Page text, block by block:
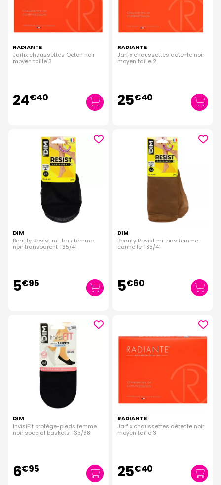
RADIANTE
Jarfix chaussettes Qoton noir
moyen taille 3
24€40
RADIANTE
Jarfix chaussettes détente noir
moyen taille 2
25€40
DIM
Beauty Resist mi-bas femme
noir transparent T35/41
5€95
DIM
Beauty Resist mi-bas femme
cannelle T35/41
5€60
DIM
InvisiFit protège-pieds femme
noir spécial baskets T35/38
6€95
RADIANTE
Jarfix chaussettes détente noir
moyen taille 3
25€40